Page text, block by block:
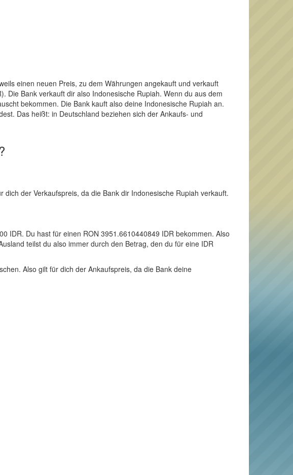
einen neuen Preis, zu dem Währungen angekauft und verkauft
Die Bank verkauft dir also Indonesische Rupiah. Wenn du aus dem
bekommen. Die Bank kauft also deine Indonesische Rupiah an.
Das heißt: in Deutschland beziehen sich der Ankaufs- und
der Verkaufspreis, da die Bank dir Indonesische Rupiah verkauft.
IDR. Du hast für einen RON 3951.6610440849 IDR bekommen. Also
teilst du also immer durch den Betrag, den du für eine IDR
Also gilt für dich der Ankaufspreis, da die Bank deine